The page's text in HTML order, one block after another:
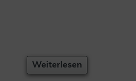
Weiterlesen